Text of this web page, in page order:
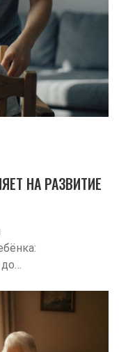
НА РАЗВИТИЕ